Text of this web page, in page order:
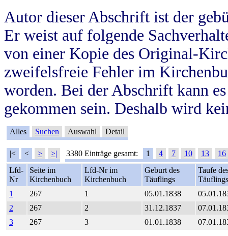
Autor dieser Abschrift ist der
Er weist auf folgende
von einer Kopie des Original-
zweifelsfreie Fehler im
worden. Bei der Abschrift kann
gekommen sein. Deshalb wird
Alles Suchen Auswahl Detail
|< < > >| 3380 Einträge gesamt: 1 4 7 10 13
16
Lfd-
Nr
Seite im
Kirchenbuch
Lfd-Nr im
Kirchenbuch
Geburt des
Täuflings
Taufe
Täuflings
1
267 1 05.01.1838
2
267 2 31.12.1837
3
267 3 01.01.1838